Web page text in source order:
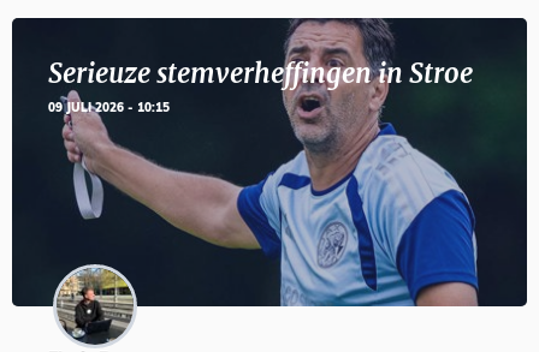
Serieuze stemverheffingen in Stroe
09 JULI 2026 - 10:15